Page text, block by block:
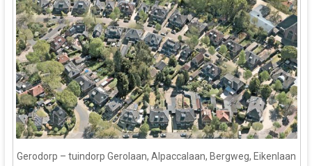
Gerodorp – tuindorp Gerolaan, Alpaccalaan, Bergweg, Eikenlaan